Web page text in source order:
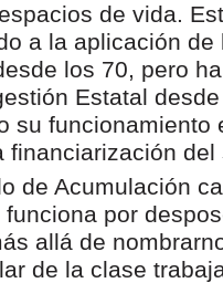
de vida.
a la aplicación de
los 70, pero
Estatal
su funcionamiento
financiarización
de Acumulación
por
allá de
de la clase